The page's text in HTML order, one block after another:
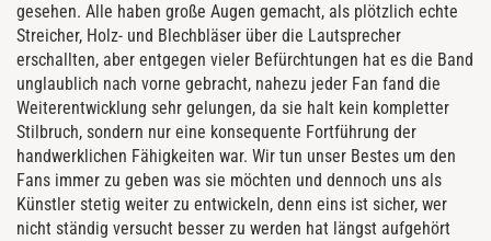
gesehen. Alle haben große Augen gemacht, als plötzlich echte
Streicher, Holz- und Blechbläser über die Lautsprecher
erschallten, aber entgegen vieler Befürchtungen hat es die Band
unglaublich nach vorne gebracht, nahezu jeder Fan fand die
Weiterentwicklung sehr gelungen, da sie halt kein kompletter
Stilbruch, sondern nur eine konsequente Fortführung der
handwerklichen Fähigkeiten war. Wir tun unser Bestes um den
Fans immer zu geben was sie möchten und dennoch uns als
Künstler stetig weiter zu entwickeln, denn eins ist sicher, wer
nicht ständig versucht besser zu werden hat längst aufgehört